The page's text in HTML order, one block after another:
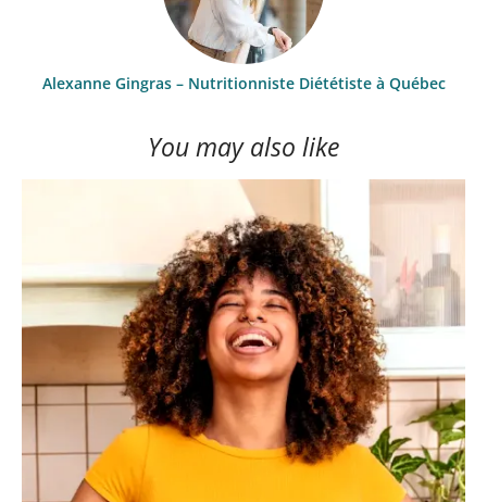
Alexanne Gingras – Nutritionniste Diététiste à Québec
You may also like